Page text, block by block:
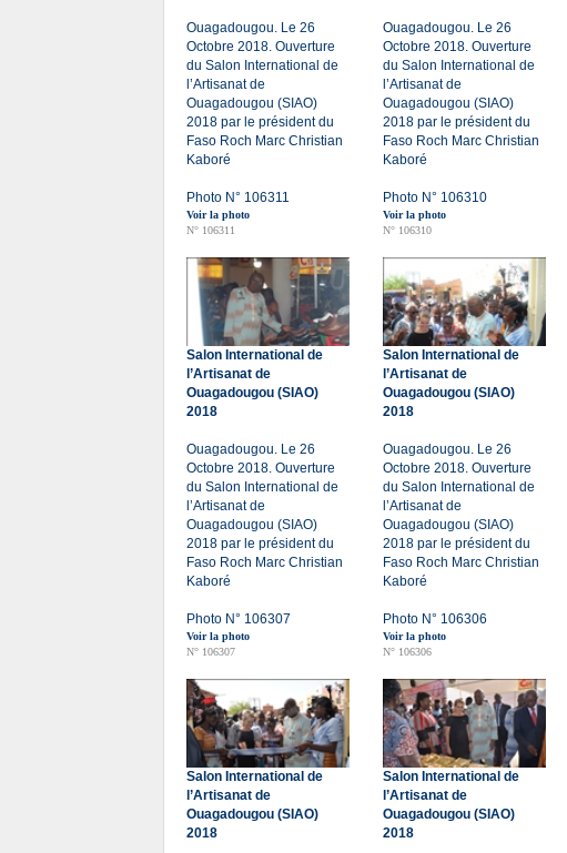
Ouagadougou. Le 26
Octobre 2018. Ouverture
du Salon International de
l’Artisanat de
Ouagadougou (SIAO)
2018 par le président du
Faso Roch Marc Christian
Kaboré
Photo N° 106311
Voir la photo
N° 106311
Ouagadougou. Le 26
Octobre 2018. Ouverture
du Salon International de
l’Artisanat de
Ouagadougou (SIAO)
2018 par le président du
Faso Roch Marc Christian
Kaboré
Photo N° 106310
Voir la photo
N° 106310
Salon International de
l’Artisanat de
Ouagadougou (SIAO)
2018
Ouagadougou. Le 26
Octobre 2018. Ouverture
du Salon International de
l’Artisanat de
Ouagadougou (SIAO)
2018 par le président du
Faso Roch Marc Christian
Kaboré
Photo N° 106307
Voir la photo
N° 106307
Salon International de
l’Artisanat de
Ouagadougou (SIAO)
2018
Ouagadougou. Le 26
Octobre 2018. Ouverture
du Salon International de
l’Artisanat de
Ouagadougou (SIAO)
2018 par le président du
Faso Roch Marc Christian
Kaboré
Photo N° 106306
Voir la photo
N° 106306
Salon International de
l’Artisanat de
Ouagadougou (SIAO)
2018
Salon International de
l’Artisanat de
Ouagadougou (SIAO)
2018